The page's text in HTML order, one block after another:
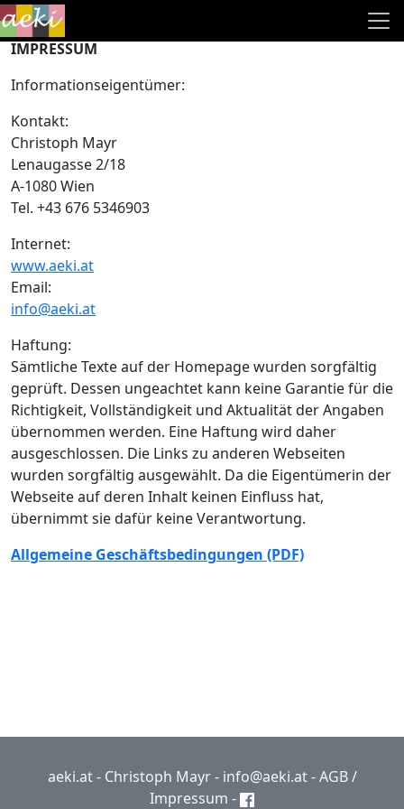
Direkt zum Inhalt
AGB/Impressum
IMPRESSUM
Informationseigentümer:
Kontakt:
Christoph Mayr
Lenaugasse 2/18
A-1080 Wien
Tel. +43 676 5346903
Internet:
www.aeki.at
Email:
info@aeki.at
Haftung:
Sämtliche Texte auf der Homepage wurden sorgfältig
geprüft. Dessen ungeachtet kann keine Garantie für die
Richtigkeit, Vollständigkeit und Aktualität der Angaben
übernommen werden. Eine Haftung wird daher
ausgeschlossen. Die Links zu anderen Webseiten
wurden sorgfältig ausgewählt. Da die Eigentümerin der
Webseite auf deren Inhalt keinen Einfluss hat,
übernimmt sie dafür keine Verantwortung.
Allgemeine Geschäftsbedingungen (PDF)
aeki.at - Christoph Mayr - info@aeki.at-AGB /
Impressum -